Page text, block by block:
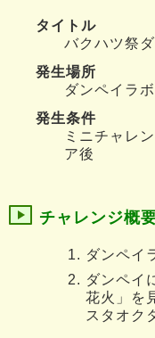
タイトル
バクハツ祭ダ
発生場所
ダンペイラボ
発生条件
ミニチャレ
ア後
チャレンジ概
ダンペイ
ダンペイ
花火」を
スタオク